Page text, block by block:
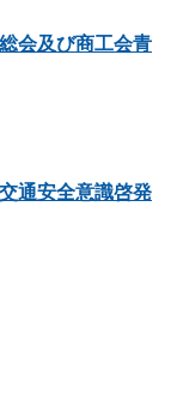
会及び商工会青
通安全意識啓発